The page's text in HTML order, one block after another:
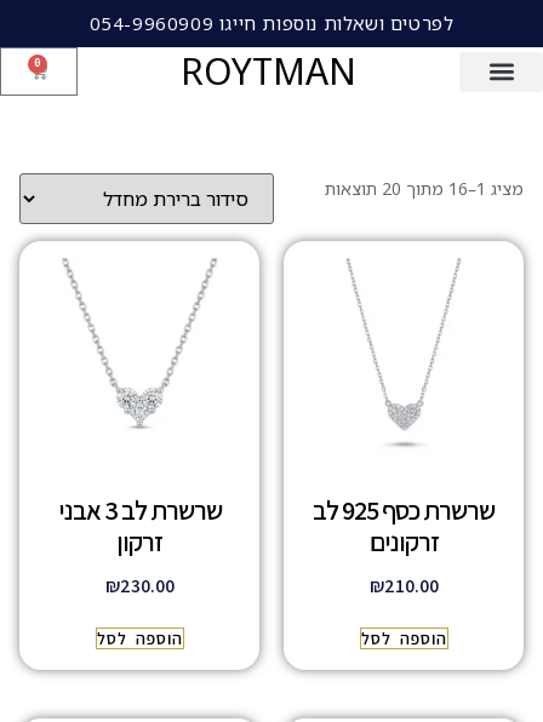
לפרטים ושאלות נוספות חייגו 054-9960909
ROYTMAN
0
מציג 1–16 מתוך 20 תוצאות
שרשרת כסף 925 לב
זרקונים
₪210.00
הוספה לסל
שרשרת לב 3 אבני
זרקון
₪230.00
הוספה לסל